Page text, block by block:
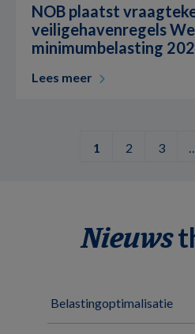
NOB plaatst
veiligehavenregels
minimumbelasting
Lees meer
1 2 3
Nieuws
Belastingoptimalisatie